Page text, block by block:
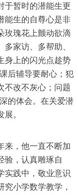
暂时的潜能生更
能生的自尊心是非
玫瑰花上颤动欲滴
家访、多帮助、
身上的闪光点趁势
后辅导要耐心；犯
不改不灰心；问题
的体会。在关爱潜
。
，他一直不断加
验，认真雕琢自
实践中，敬业意识
小学数学教学，